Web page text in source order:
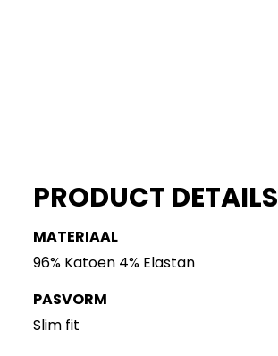
PRODUCT DETAILS
MATERIAAL
96% Katoen 4% Elastan
PASVORM
Slim fit